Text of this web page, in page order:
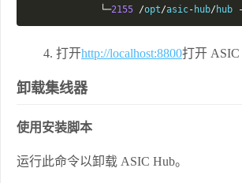
└─2155 /opt/asic- hub/hub -
打开http://localhost:8800打开 ASIC
卸载集线器
使用安装脚本
运行此命令以卸载 ASIC Hub。